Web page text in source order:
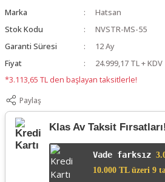
Marka
Hatsan
Stok Kodu
NVSTR-MS-55
Garanti Süresi
12 Ay
Fiyat
24.999,17 TL + KDV
*3.113,65 TL den başlayan taksitlerle!
Paylaş
Klas Av Taksit Fırsatları!
Vade farksız
10.000 TL üzeri 9